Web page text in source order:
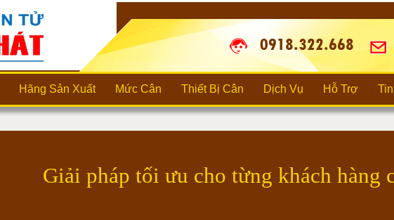
0918.322.668
Hãng Sản Xuất Mức Cân Thiết Bị Cân Dịch Vụ Hỗ Trợ